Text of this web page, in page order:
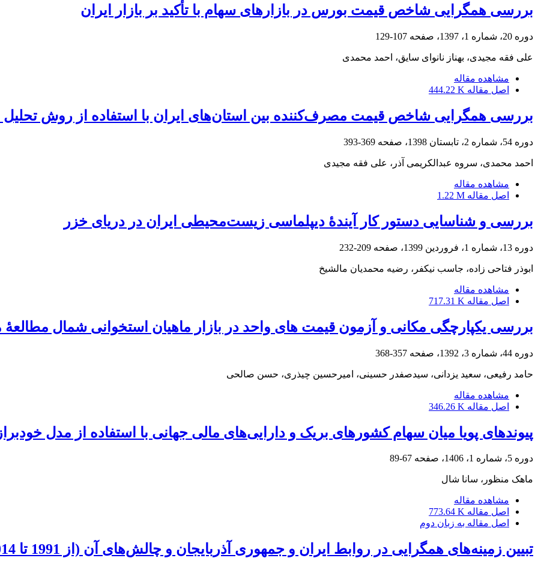
بررسی همگرایی شاخص قیمت بورس در بازارهای سهام با تأکید بر بازار ایران
دوره 20، شماره 1، 1397، صفحه 107-129
علی فقه مجیدی، بهناز نانوای سایق، احمد محمدی
مشاهده مقاله
اصل مقاله 444.22 K
بررسی همگرایی شاخص قیمت مصرف‌کننده بین استان‌های ایران با استفاده از روش
دوره 54، شماره 2، تابستان 1398، صفحه 369-393
احمد محمدی، سروه عبدالکریمی آذر، علی فقه مجیدی
مشاهده مقاله
اصل مقاله 1.22 M
بررسی و شناسایی دستور کار آیندۀ‌‌ دیپلماسی زیست‌محیطی ایران در دریای خزر
دوره 13، شماره 1، فروردین 1399، صفحه 209-232
ابوذر فتاحی زاده، جاسب نیکفر، رضیه محمدیان مالشیخ
مشاهده مقاله
اصل مقاله 717.31 K
بررسی یکپارچگی مکانی و آزمون قیمت های واحد در بازار ماهیان استخوانی شمال مطالعۀ
دوره 44، شماره 3، 1392، صفحه 357-368
حامد رفیعی، سعید یزدانی، سیدصفدر حسینی، امیرحسین چیذری، حسن صالحی
مشاهده مقاله
اصل مقاله 346.26 K
پیوندهای پویا میان سهام کشورهای بریک و دارایی‌های مالی جهانی با استفاده از مدل
دوره 5، شماره 1، 1406، صفحه 67-89
ماهک منظور، سانا شال
مشاهده مقاله
اصل مقاله 773.64 K
اصل مقاله به زبان دوم
تبیین زمینه‌های همگرایی در روابط ایران و جمهوری آذربایجان و چالش‌های آن (از 1991 تا 2014)